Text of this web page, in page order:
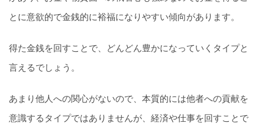
とに意欲的で金銭的に裕福になりやすい傾向があります。
得た金銭を回すことで、どんどん豊かになっていくタイプと
言えるでしょう。
あまり他人への関心がないので、本質的には他者への貢献を
意識するタイプではありませんが、経済や仕事を回すことで